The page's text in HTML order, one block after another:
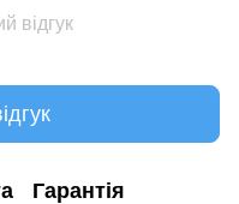
відгук
Гарантія